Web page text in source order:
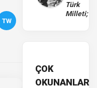
TW
Türk
Milleti;
ÇOK
OKUNANLAR